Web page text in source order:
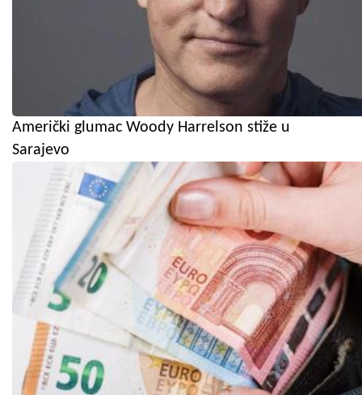
Američki glumac Woody Harrelson stiže u
Sarajevo